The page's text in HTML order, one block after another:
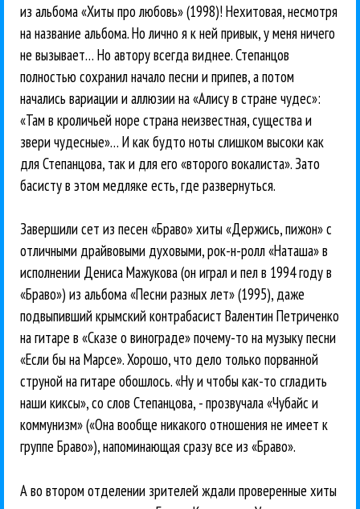
из альбома «Хиты про любовь» (1998)! Нехитовая, несмотря
на название альбома. Но лично я к ней привык, у меня ничего
не вызывает… Но автору всегда виднее. Степанцов
полностью сохранил начало песни и припев, а потом
начались вариации и аллюзии на «Алису в стране чудес»:
«Там в кроличьей норе страна неизвестная, существа и
звери чудесные»… И как будто ноты слишком высоки как
для Степанцова, так и для его «второго вокалиста». Зато
басисту в этом медляке есть, где развернуться.
Завершили сет из песен «Браво» хиты «Держись, пижон» с
отличными драйвовыми духовыми, рок-н-ролл «Наташа» в
исполнении Дениса Мажукова (он играл и пел в 1994 году в
«Браво») из альбома «Песни разных лет» (1995), даже
подвыпивший крымский контрабасист Валентин Петриченко
на гитаре в «Сказе о винограде» почему-то на музыку песни
«Если бы на Марсе». Хорошо, что дело только порванной
струной на гитаре обошлось. «Ну и чтобы как-то сгладить
наши киксы», со слов Степанцова, - прозвучала «Чубайс и
коммунизм» («Она вообще никакого отношения не имеет к
группе Браво»), напоминающая сразу все из «Браво».
А во втором отделении зрителей ждали проверенные хиты